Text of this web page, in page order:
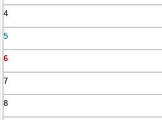
4
5
6
7
8